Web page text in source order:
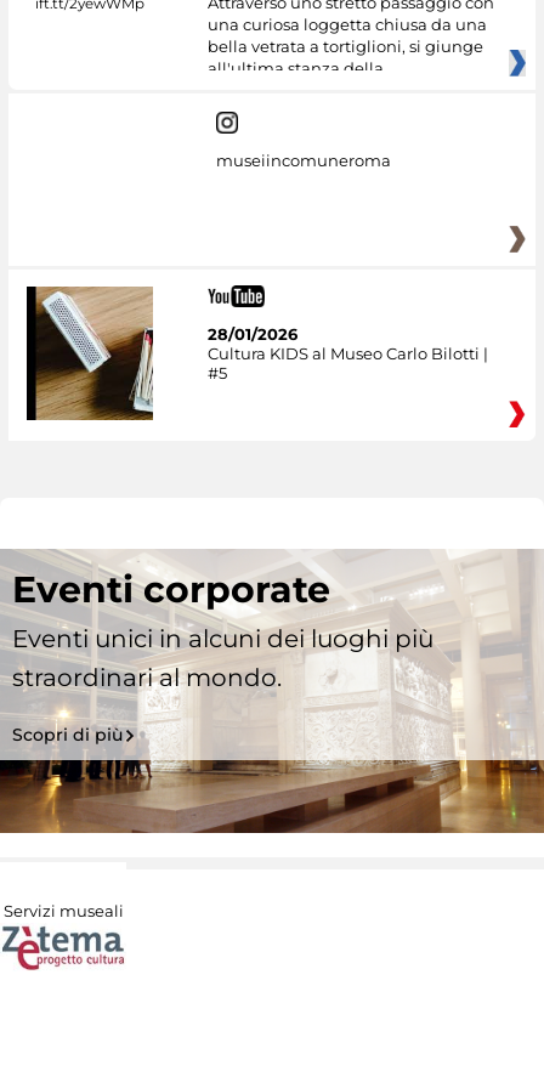
una curiosa loggetta chiusa da una
bella vetrata a tortiglioni, si giunge
all'ultima stanza della
museiincomuneroma
28/01/2026
Cultura KIDS al Museo Carlo Bilotti |
#5
Eventi corporate
Eventi unici in alcuni dei luoghi più
straordinari al mondo.
Scopri di più
Servizi museali